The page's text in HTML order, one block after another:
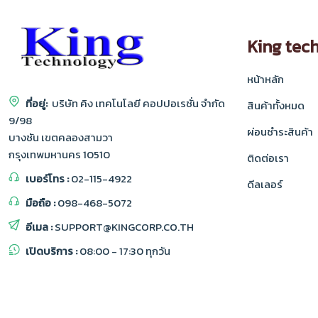
ที่อยู่: บริษัท คิง เทคโนโลยี คอปปอเรชั่น จำกัด
9/98
บางชัน เขตคลองสามวา
กรุงเทพมหานคร 10510
เบอร์โทร :02-115-4922
มือถือ :098-468-5072
อีเมล :SUPPORT@KINGCORP.CO.TH
เปิดบริการ :08:00 - 17:30 ทุกวัน
King
หน้าหลัก
สินค้าทั้งหมด
ผ่อนชำระสินค้า
ติดต่อเรา
ดีลเลอร์